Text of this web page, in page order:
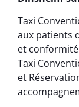
Taxi
aux patients
et conformité
Taxi
et